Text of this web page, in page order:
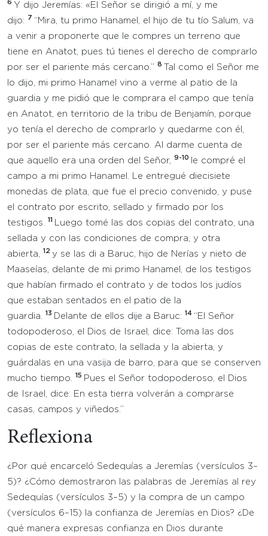
6 Y dijo Jeremías: «El Señor se dirigió a mí, y me
dijo:
7 “Mira, tu primo Hanamel, el hijo de tu tío Salum, va
a venir a proponerte que le compres un terreno que
tiene en Anatot, pues tú tienes el derecho de comprarlo
por ser el pariente más cercano.” 8
Tal como el Señor me
lo dijo, mi primo Hanamel vino a verme al patio de la
guardia y me pidió que le comprara el campo que tenía
en Anatot, en territorio de la tribu de Benjamín, porque
yo tenía el derecho de comprarlo y quedarme con él,
por ser el pariente más cercano. Al darme cuenta de
que aquello era una orden del Señor,
9-10
le compré el
campo a mi primo Hanamel. Le entregué diecisiete
monedas de plata, que fue el precio convenido, y puse
el contrato por escrito, sellado y firmado por los
testigos.
11
Luego tomé las dos copias del contrato, una
sellada y con las condiciones de compra, y otra
abierta,
12 y se las di a Baruc, hijo de Nerías y nieto de
Maaseías, delante de mi primo Hanamel, de los testigos
que habían firmado el contrato y de todos los judíos
que estaban sentados en el patio de la
guardia.
13 Delante de ellos dije a Baruc: 14 “El Señor
todopoderoso, el Dios de Israel, dice: Toma las dos
copias de este contrato, la sellada y la abierta, y
guárdalas en una vasija de barro, para que se conserven
mucho tiempo.
15 Pues el Señor todopoderoso, el Dios
de Israel, dice: En esta tierra volverán a comprarse
casas, campos y viñedos.”
Reflexiona
¿Por qué encarceló Sedequías a Jeremías (versículos 3–
5)? ¿Cómo demostraron las palabras de Jeremías al rey
Sedequías (versículos 3–5) y la compra de un campo
(versículos 6–15) la confianza de Jeremías en Dios? ¿De
qué manera expresas confianza en Dios durante